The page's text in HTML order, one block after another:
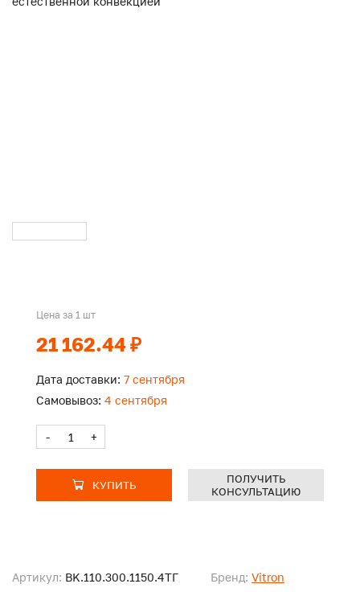
Артикул: BK.110.300.1150.4ТГ Бренд: Vitron
Цена за 1 шт
21 162.44 ₽
Дата доставки: 7 сентября
Самовывоз: 4 сентября
- +
КУПИТЬ
ПОЛУЧИТЬ
КОНСУЛЬТАЦИЮ